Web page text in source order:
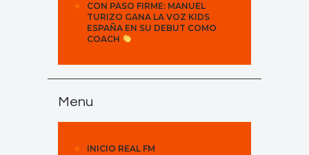
CON PASO FIRME: MANUEL
TURIZO GANA LA VOZ KIDS
ESPAÑA EN SU DEBUT COMO
COACH
Menu
INICIO REAL FM